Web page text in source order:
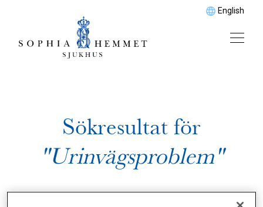
English
Sökresultat för
"Urinvägsproblem"